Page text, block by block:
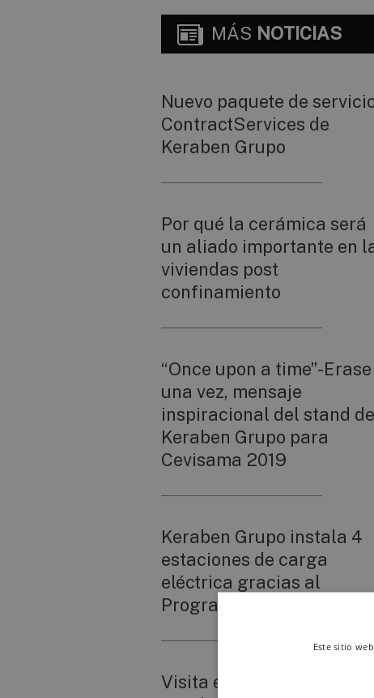
MÁS NOTICIAS
Nuevo paquete de
ContractServices de
Keraben Grupo
Por qué la cerámica será
un aliado importante en
viviendas post
confinamiento
“Once upon a time”-Erase
una vez, mensaje
inspiracional del stand de
Keraben Grupo para
Cevisama 2019
Keraben Grupo instala 4
estaciones de carga
eléctrica gracias al
Programa MOVES III
Visita el stand virtual de
Este sitio